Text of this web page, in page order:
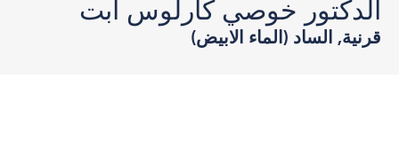
الدكتور خوصي كارلوس أبت
قرنية, الساد (الماء الابيض)